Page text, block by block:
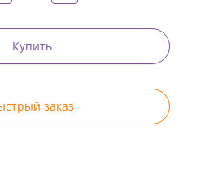
Pinterest
Купить
заказ